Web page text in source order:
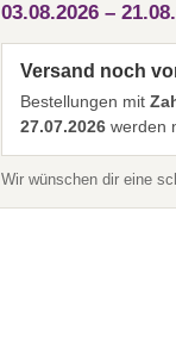
03.08.2026 –
Versand noch
Bestellungen mit
27.07.2026 werden
Wir wünschen dir eine